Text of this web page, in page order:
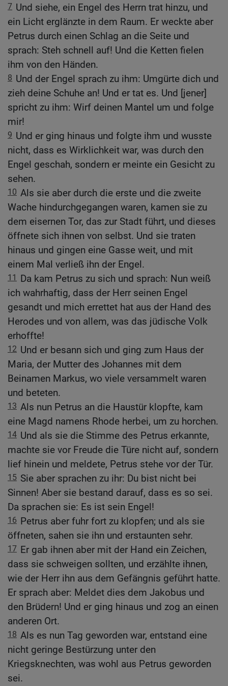
7 Und siehe, ein Engel des Herrn trat hinzu, und
ein Licht erglänzte in dem Raum. Er weckte aber
Petrus durch einen Schlag an die Seite und
sprach: Steh schnell auf! Und die Ketten fielen
ihm von den Händen.
8 Und der Engel sprach zu ihm: Umgürte dich und
zieh deine Schuhe an! Und er tat es. Und [jener]
spricht zu ihm: Wirf deinen Mantel um und folge
mir!
9 Und er ging hinaus und folgte ihm und wusste
nicht, dass es Wirklichkeit war, was durch den
Engel geschah, sondern er meinte ein Gesicht zu
sehen.
10 Als sie aber durch die erste und die zweite
Wache hindurchgegangen waren, kamen sie zu
dem eisernen Tor, das zur Stadt führt, und dieses
öffnete sich ihnen von selbst. Und sie traten
hinaus und gingen eine Gasse weit, und mit
einem Mal verließ ihn der Engel.
11
Da kam Petrus zu sich und sprach: Nun weiß
ich wahrhaftig, dass der Herr seinen Engel
gesandt und mich errettet hat aus der Hand des
Herodes und von allem, was das jüdische Volk
erhoffte!
12 Und er besann sich und ging zum Haus der
Maria, der Mutter des Johannes mit dem
Beinamen Markus, wo viele versammelt waren
und beteten.
13 Als nun Petrus an die Haustür klopfte, kam
eine Magd namens Rhode herbei, um zu horchen.
14 Und als sie die Stimme des Petrus erkannte,
machte sie vor Freude die Türe nicht auf, sondern
lief hinein und meldete, Petrus stehe vor der Tür.
15 Sie aber sprachen zu ihr: Du bist nicht bei
Sinnen! Aber sie bestand darauf, dass es so sei.
Da sprachen sie: Es ist sein Engel!
16 Petrus aber fuhr fort zu klopfen; und als sie
öffneten, sahen sie ihn und erstaunten sehr.
17 Er gab ihnen aber mit der Hand ein Zeichen,
dass sie schweigen sollten, und erzählte ihnen,
wie der Herr ihn aus dem Gefängnis geführt hatte.
Er sprach aber: Meldet dies dem Jakobus und
den Brüdern! Und er ging hinaus und zog an einen
anderen Ort.
18 Als es nun Tag geworden war, entstand eine
nicht geringe Bestürzung unter den
Kriegsknechten, was wohl aus Petrus geworden
sei.